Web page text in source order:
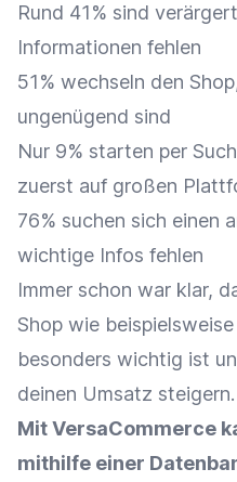
Rund 41% sind
Informationen fehlen
51% wechseln den
ungenügend sind
Nur 9% starten per
zuerst auf großen
76% suchen sich einen
wichtige Infos fehlen
Immer schon war klar,
Shop wie
besonders wichtig ist
deinen Umsatz steigern.
Mit VersaCommerce
mithilfe einer